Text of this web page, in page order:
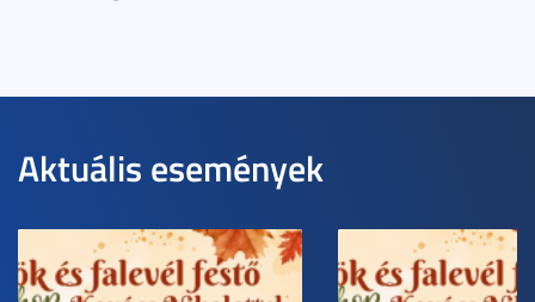
Aktuális események